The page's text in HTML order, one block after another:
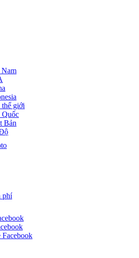
thế giới
Quốc
Bản
phí